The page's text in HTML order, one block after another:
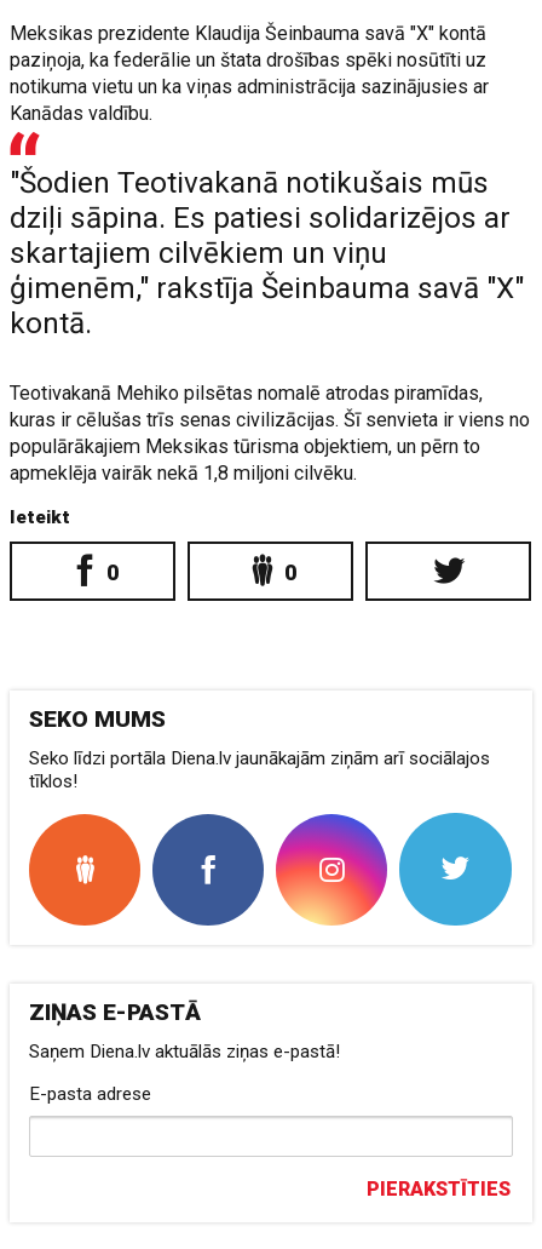
Meksikas prezidente Klaudija Šeinbauma savā "X" kontā
paziņoja, ka federālie un štata drošības spēki nosūtīti uz
notikuma vietu un ka viņas administrācija sazinājusies ar
Kanādas valdību.
"Šodien Teotivakanā notikušais mūs
dziļi sāpina. Es patiesi solidarizējos ar
skartajiem cilvēkiem un viņu
ģimenēm," rakstīja Šeinbauma savā "X"
kontā.
Teotivakanā Mehiko pilsētas nomalē atrodas piramīdas,
kuras ir cēlušas trīs senas civilizācijas. Šī senvieta ir viens no
populārākajiem Meksikas tūrisma objektiem, un pērn to
apmeklēja vairāk nekā 1,8 miljoni cilvēku.
Ieteikt
0 0
SEKO MUMS
Seko līdzi portāla Diena.lv jaunākajām ziņām arī sociālajos
tīklos!
ZIŅAS E-PASTĀ
Saņem Diena.lv aktuālās ziņas e-pastā!
E-pasta adrese
PIERAKSTĪTIES